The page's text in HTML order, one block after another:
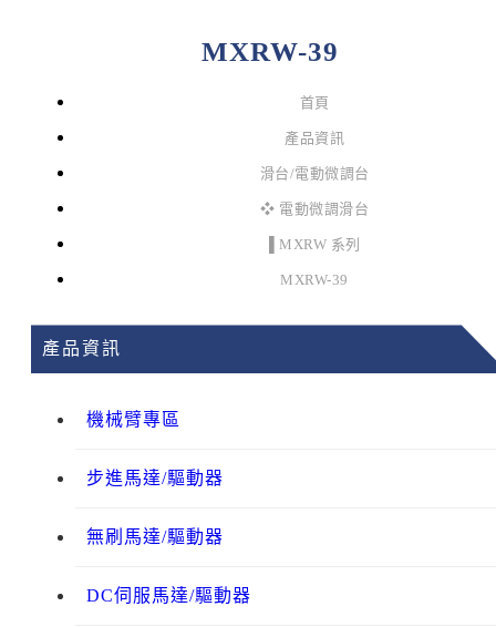
MXRW-39
首頁
產品資訊
滑台/電動微調台
❖ 電動微調滑台
▌MXRW 系列
MXRW-39
產品資訊
機械臂專區
步進馬達/驅動器
無刷馬達/驅動器
DC伺服馬達/驅動器